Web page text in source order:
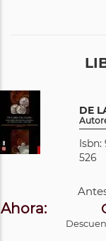
DE
Isbn:
526
Ahora: